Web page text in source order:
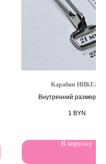
Карабин НИКЕЛЬ
Внутренний размер:
1 BYN
В корзину